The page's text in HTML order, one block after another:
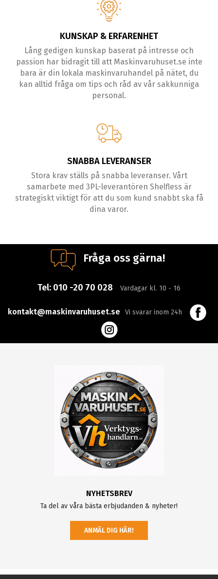
KUNSKAP & ERFARENHET
Lång gedigen kunskap baserat på intresse och
passion har bidragit till att Maskinvaruhuset.se inte
bara är din lokala maskinvaruhandel på nätet, du
kan alltid fråga om tips och råd av vår sakkunniga
personal.
SNABBA LEVERANSER
Stora krav ställs på snabba leveranser. Vårt
samarbete med 3PL-leverantören Shelfless är
strategiskt viktigt för att du som kund snabbt ska få
dina varor.
Fråga oss gärna!
Tel: 010 -20 70 028 Vardagar kl. 10 - 16
kontakt@maskinvaruhuset.se Vi svarar inom 24h
NYHETSBREV
Ta del av våra bästa erbjudanden & nyheter!
ANMÄL DIG HÄR!